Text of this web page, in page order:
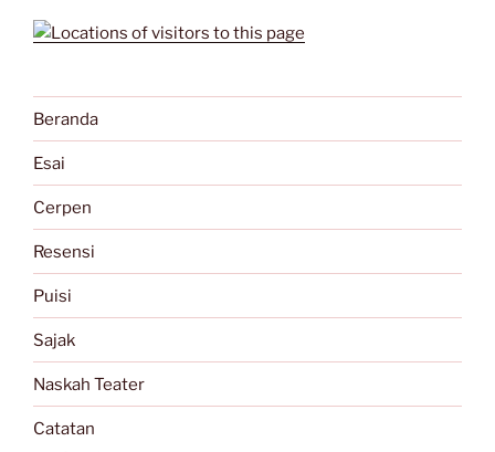
Beranda
Esai
Cerpen
Resensi
Puisi
Sajak
Naskah Teater
Catatan